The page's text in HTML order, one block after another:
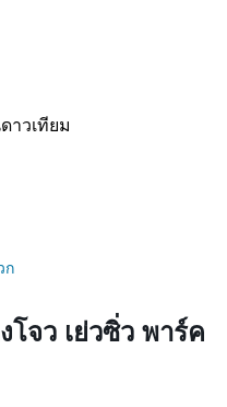
าวเทียม
ก
จว เย่วซิ่ว พาร์ค